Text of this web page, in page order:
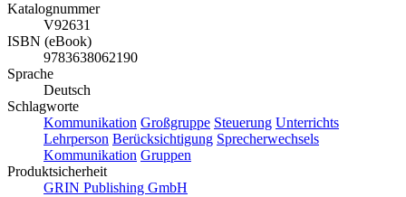
Katalognummer
V92631
ISBN (eBook)
9783638062190
Sprache
Deutsch
Schlagworte
Kommunikation Großgruppe Steuerung Unterrichts
Lehrperson Berücksichtigung Sprecherwechsels
Kommunikation Gruppen
Produktsicherheit
GRIN Publishing GmbH